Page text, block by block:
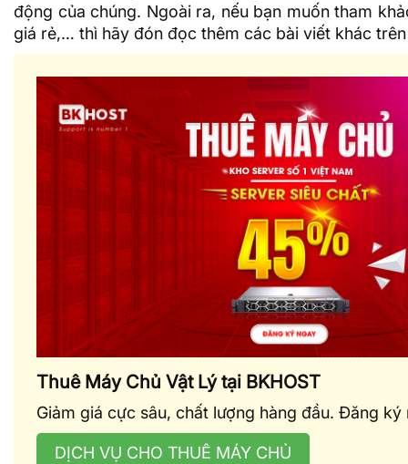
động của chúng. Ngoài ra, nếu bạn muốn tham
giá rẻ,… thì hãy đón đọc thêm các bài viết khác
Thuê Máy Chủ Vật Lý tại BKHOST
Giảm giá cực sâu, chất lượng hàng đầu. Đăng ký
DỊCH VỤ CHO THUÊ MÁY CHỦ